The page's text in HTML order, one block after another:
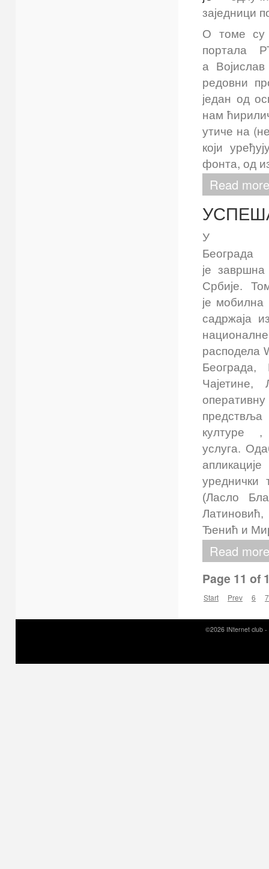
заједници
О томе су
портала
а
редовни
један од
нам
утиче на
који
фонта, од
Read
У
је завршна
Србије.
je мобилна
садржаја
расподела
предствља
културе
услуга.
уреднички
(Ласло
Ђенић и
Read
Page 11 of
Start Prev 6 7
©2026 INternet club